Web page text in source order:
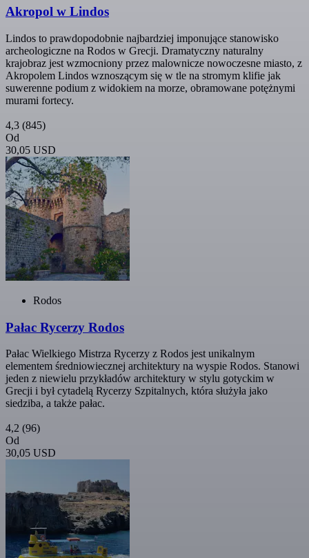
Akropol w Lindos
Lindos to prawdopodobnie najbardziej imponujące stanowisko
archeologiczne na Rodos w Grecji. Dramatyczny naturalny
krajobraz jest wzmocniony przez malownicze nowoczesne miasto, z
Akropolem Lindos wznoszącym się w tle na stromym klifie jak
suwerenne podium z widokiem na morze, obramowane potężnymi
murami fortecy.
4,3 (845)
Od
30,05 USD
Rodos
Pałac Rycerzy Rodos
Pałac Wielkiego Mistrza Rycerzy z Rodos jest unikalnym
elementem średniowiecznej architektury na wyspie Rodos. Stanowi
jeden z niewielu przykładów architektury w stylu gotyckim w
Grecji i był cytadelą Rycerzy Szpitalnych, która służyła jako
siedziba, a także pałac.
4,2 (96)
Od
30,05 USD